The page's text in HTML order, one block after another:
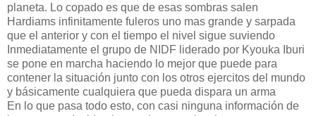
planeta. Lo copado es que de esas sombras salen
Hardiams infinitamente fuleros uno mas grande y sarpada
que el anterior y con el tiempo el nivel sigue suviendo
Inmediatamente el grupo de NIDF liderado por Kyouka Iburi
se pone en marcha haciendo lo mejor que puede para
contener la situación junto con los otros ejercitos del mundo
y básicamente cualquiera que pueda dispara un arma
En lo que pasa todo esto, con casi ninguna información de